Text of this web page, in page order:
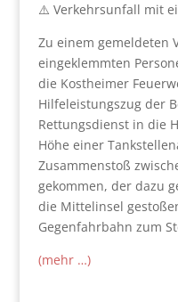
⚠️ Verkehrsunfall mit
Zu einem gemeldeten
eingeklemmten
die Kostheimer
Hilfeleistungszug der
Rettungsdienst in die
Höhe einer
Zusammenstoß
gekommen, der dazu
die Mittelinsel
Gegenfahrbahn zum
(mehr …)